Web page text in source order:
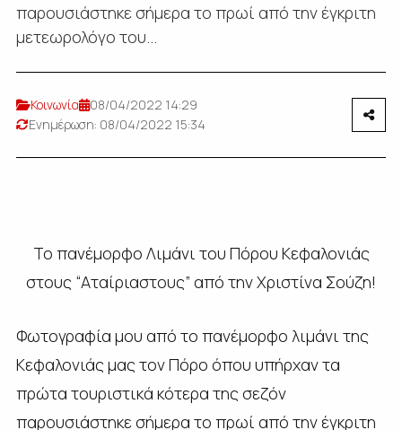
παρουσιάστηκε σήμερα το πρωί από την έγκριτη
μετεωρολόγο του...
Κοινωνία
08/04/2022 14:29
Ενημέρωση: 08/04/2022 15:34
Το πανέμορφο Λιμάνι του Πόρου Κεφαλονιάς
στους “Αταίριαστους” από την Χριστίνα Σούζη!
Φωτογραφία μου από το πανέμορφο λιμάνι της
Κεφαλονιάς μας τον Πόρο όπου υπήρχαν τα
πρώτα τουριστικά κότερα της σεζόν
παρουσιάστηκε σήμερα το πρωί από την έγκριτη